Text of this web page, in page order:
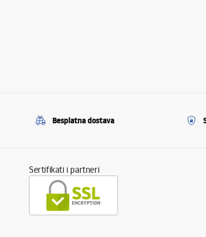
Besplatna dostava
Sertifikati i partneri